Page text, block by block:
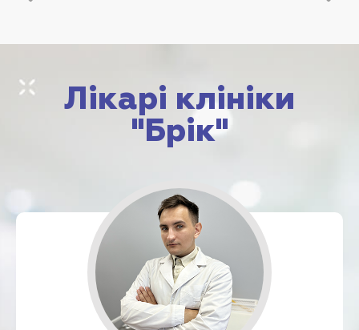
Лікарі клініки
"Брік"